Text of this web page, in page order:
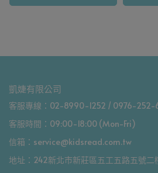
凱婕有限公司
客服專線：02-8990-1252 / 0976-252-
客服時間：09:00-18:00 (Mon-Fri)
信箱：service@kidsread.com.tw
地址：242新北市新莊區五工五路五號二